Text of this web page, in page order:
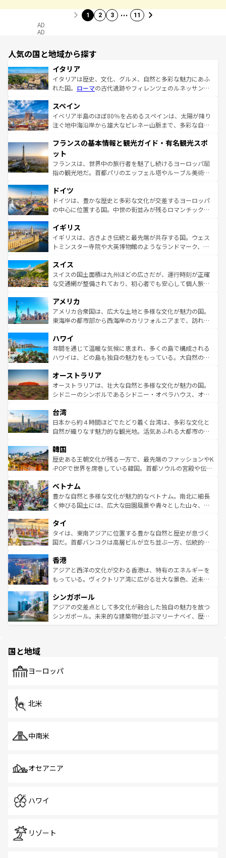
1 2 3 … 11
AD
AD
人気の国と地域から探す
イタリア
イタリアは歴史、文化、グルメ、自然と多彩な魅力にあふ
れた国。 ローマの古代遺跡やフィレンツェのルネッサンス
ろん、トスカーナの美しい田園風景やアマルフィ海岸の絶
景など、自然景観も見逃せない。観光の合間には、本場の
ピザやパスタなど、絶品のイタリア料理を堪能することも
ませてくれるイタリアで、忘れられない旅をしてみよう！
なお、新着のイタリア情報は
しい。
スペイン
イベリア半島のほぼ80％を占めるスペインは、太陽が降り
注ぐ地中海沿岸から雄大なピレネー山脈まで、多彩な自然
文化が根付くこの国では、情熱的なフラメンコ、熱気あふ
れる闘牛、そして美味しいタパスが生活の一部となってい
る。首都マドリードの洗練された雰囲気や、バルセロナの
アートに溢れた街角から、地方では古代ローマ遺跡や中世
せる。地方によって風土や気候が異なるスペインはその個
性で訪れる人を魅了する。 なお、新着のスペイン情報は コ
ンテンツ一覧を参照してほしい。
フランスの基本情報と観光ガイド・有名観光スポ
ット
フランスは、世界中の旅行者を魅了し続けるヨーロッパ屈
指の観光地だ。首都パリのエッフェル塔やルーブル美術館
で、幅広い魅力が詰まっている。華麗な宮殿、歴史的な大
聖堂、美しいビーチ、そして豊かな自然が、訪れる者を心
から魅了する。また、フランスは美食の国としても知ら
いる。シャンパンの発祥地であるランス、プロヴァンスの
香り高いラベンダー畑など、多彩な楽しみ方が可能だ。さ
らに、パリ以外の地域にも魅力が溢れており、どの街角に
れる地方に足を運ぶとそれぞれで全く異なる文化を体験で
きるだろう。 なお、新着のフランス情報はコンテンツ一覧
を参照してほしい。
ドイツ
ドイツは、豊かな歴史と多彩な文化が交差するヨーロッパ
の中心に位置する国。中世の街並みが残るロマンチック街
顔を持つこの国は、どこを歩いても飽きることがない。ベ
ルリンの文化的活気、バイエルン州のアルプスの絶景、そ
してライン川沿いのワイン畑といった風景は必見。ビール
は、お酒好きな人にはぜひ体験してほしい。 なお、新着の
ドイツ情報はコンテンツ一覧を参照してほしい。
イギリス
イギリスは、古きよき伝統と最先端が共存する国。ウェス
トミンスター寺院や大英博物館のようなランドマーク、歴
リアごとに異なる魅力がある。また、優雅なアフタヌーン
ティー、ビール好きにはたまらない英国パブ、サッカー観
戦など、本場だからこそできる体験も豊富。イギリスを旅
ンツ一覧を参照してほしい。
スイス
スイスの国土面積は九州ほどの広さだが、運行時刻が正確
な交通網が整備されており、初心者でも安心して個人旅行
の建物がそのまま残る町や、スイスならではのユニークな
博物館もあり、アルプス観光だけでなく町歩きも満喫する
ことができる。国民の所得が高いため物価も高いが、旅行
ば市内交通費無料で観光を楽しむこともできる。 なお、新
着のスイス情報はコンテンツ一覧 を参照してほしい。
アメリカ
アメリカ合衆国は、広大な土地と多様な文化が魅力の国。
東海岸の都市部から西海岸のカリフォルニアまで、訪れる
のような巨大都市は、観光、ショッピング、エンターテイ
ンメントが詰まった刺激的なスポットだ。一方、アメリカ
西部には大自然が広がり、グランドキャニオンやイエロー
部のニューオーリンズでは、音楽と美食が融合した独特の
文化が魅力。旅行者はアメリカの各地域で異なる魅力を楽
しみながら、その多様性と豊かな歴史を感じることができ
ならではの贅沢な旅のスタイルだ。 なお、新着のアメリカ
情報はコンテンツ一覧を参照してほしい。
ハワイ
年間を通じて温暖な気候に恵まれ、多くの島で構成される
ハワイは、どの島も独自の魅力をもっている。大自然の神
ワイ島は見逃せない。また、定番の観光地といえばオアフ
島だが、静かな自然を求めるならマウイ島やカウアイ島が
おすすめ。エメラルドグリーンに輝く海をはじめ、豊かな
れるおもてなしの心で訪れる人々を迎えてくれるハワイの
人々、おいしいローカルフードやハワイアンミュージッ
ク、伝統的なフラダンスなど、すべてがハワイの魅力を彩
ワイを、存分に味わってほしい。 なお、新着のハワイ情報
はコンテンツ一覧を参照してほしい。
オーストラリア
オーストラリアは、壮大な自然と多様な文化が魅力の国。
シドニーのシンボルであるシドニー・オペラハウス、オー
リアリーフや大陸中央部にそびえるウルル（エアーズロッ
ク）、タスマニアの美しい原生林やケアンズの熱帯雨林な
ど、見どころがたくさん。また、カフェやワイン、オージ
いる。アクティビティも充実しており、サーフィンやダイ
ビング、ハイキングなど、アウトドア好きにはたまらな
い。オーストラリアの多彩な魅力を存分に味わいつくそ
参照してほしい。
台湾
日本から約４時間ほどでたどり着く台湾は、多彩な文化と
自然が織りなす魅力的な観光地。活気あふれる大都市の台
ン）、静ひつな山岳地帯である台湾東部など、都市の喧騒
と山間の静けさが共存しており、訪れる人に新しい発見と
驚きをもたらしてくれる。また、奥深い台湾の食文化も魅
容にもいいと評判のスイーツなど、バラエティ豊かな料理
が味わえる。 なお、新着の台湾情報は コンテンツ一覧を参
照してほしい。
韓国
歴史ある王朝文化が残る一方で、最先端のファッションやK
-POPで世界を席巻している韓国。首都ソウルの宮殿や伝統
き、地方に足を延ばせば四季折々の自然美を楽しむことが
できる。そして、キムチや焼肉、絶品のストリートフード
まで、さまざまな韓国料理が待っている。夜には、韓国な
リティに包まれながら、韓国の多彩な魅力を心ゆくまで味
わってみてほしい。 なお、新着の韓国情報はコンテンツ一
覧を参照してほしい。
ベトナム
豊かな自然と多様な文化が魅力的なベトナム。南北に細長
く伸びる国土には、広大な田園風景や青々とした山々、世
急速な発展と共に伝統が息づく。ハノイの古い町並みやホ
ーチミン市のフランス統治時代の建物も、独特の雰囲気を
醸し出している。また、バラエティの豊かさとおいしさで
とつ。フォーやバインミー、ベトナムコーヒーなどは、ぜ
ひ現地で味わいたい。どの地域を訪れてもあたたかい人々
が旅行者を迎えてくれるので、きっと忘れられない旅にな
参照してほしい。
タイ
タイは、東南アジアに位置する豊かな自然と歴史が息づく
国だ。首都バンコクは高層ビルが立ち並ぶ一方、伝統的な
の活気が交差している。北部ではチェンマイなどの山岳地
帯で自然と触れ合い、南部ではプーケットやクラビの美し
いビーチでリゾート気分を楽しむことができる。タイ料理
激する。気候は一年中温暖で、どの季節にも異なる楽しみ
が待っている。親しみやすいタイの人々、仏教を中心とし
た文化、そして多様な観光資源が、訪れる旅人を魅了し続
香港
アジアと西洋の文化が交わる香港は、特有のエネルギーを
もっている。ヴィクトリア湾に広がる壮大な景色、近未来
み、どこを訪れても感動するはず。観光スポットが密集し
ており、効率よく見どころを回れるのも魅力。息をのむよ
うな絶景から文化的な体験まで、香港を存分に楽しみ尽く
シンガポール
アジアの交差点として多文化が融合した独自の魅力を放つ
シンガポール。未来的な建築物が並ぶマリーナベイ、歴史
で、ホーカーズは地元の風情を楽しめる外せないスポット
国と地域
ヨーロッパ
北米
中南米
オセアニア
ハワイ
リゾート